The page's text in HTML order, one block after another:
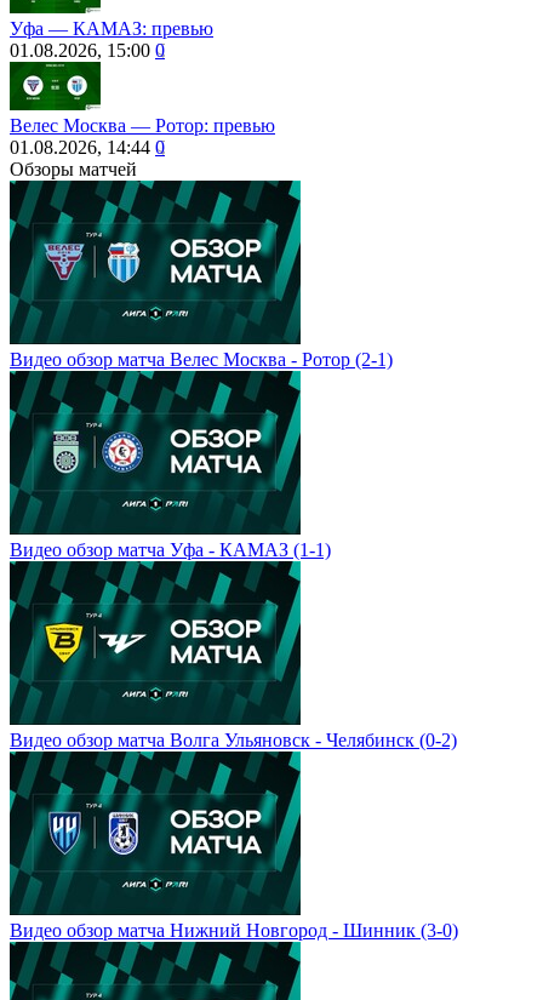
Уфа ― КАМАЗ: превью
01.08.2026, 15:00 0
Велес Москва — Ротор: превью
01.08.2026, 14:44 0
Обзоры матчей
Видео обзор матча Велес Москва - Ротор (2-1)
Видео обзор матча Уфа - КАМАЗ (1-1)
Видео обзор матча Волга Ульяновск - Челябинск (0-2)
Видео обзор матча Нижний Новгород - Шинник (3-0)